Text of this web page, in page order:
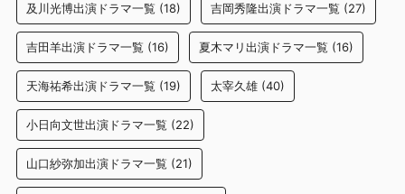
及川光博出演ドラマ一覧 (18) 吉岡秀隆出演ドラマ一覧 (27)
吉田羊出演ドラマ一覧 (16) 夏木マリ出演ドラマ一覧 (16)
天海祐希出演ドラマ一覧 (19) 太宰久雄 (40)
小日向文世出演ドラマ一覧 (22)
山口紗弥加出演ドラマ一覧 (21)